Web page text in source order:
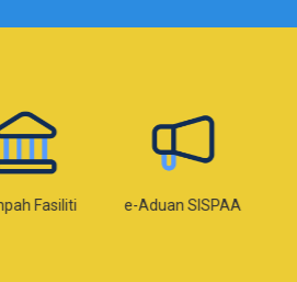
Fasiliti e-Aduan SISPAA